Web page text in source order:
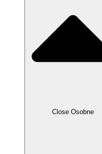
Close Osobne